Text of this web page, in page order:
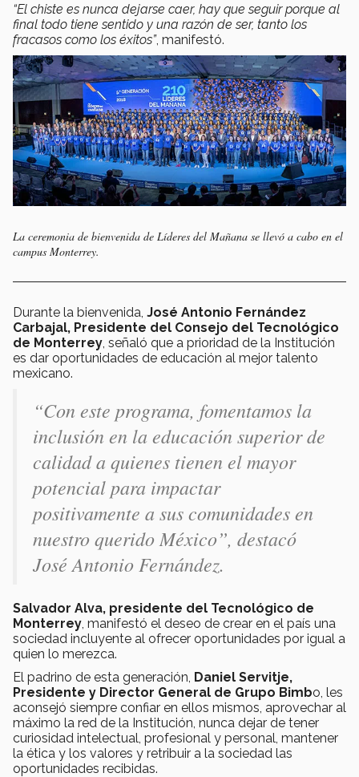
“El chiste es nunca dejarse caer, hay que seguir porque al
final todo tiene sentido y una razón de ser, tanto los
fracasos como los éxitos”, manifestó.
La ceremonia de bienvenida de Líderes del Mañana se llevó a cabo en el
campus Monterrey.
Durante la bienvenida, José Antonio Fernández
Carbajal, Presidente del Consejo del Tecnológico
de Monterrey , señaló que a prioridad de la Institución
es dar oportunidades de educación al mejor talento
mexicano.
“Con este programa, fomentamos la
inclusión en la educación superior de
calidad a quienes tienen el mayor
potencial para impactar
positivamente a sus comunidades en
nuestro querido México”, destacó
José Antonio Fernández.
Salvador Alva, presidente del Tecnológico de
Monterrey , manifestó el deseo de crear en el país una
sociedad incluyente al ofrecer oportunidades por igual a
quien lo merezca.
El padrino de esta generación, Daniel Servitje,
Presidente y Director General de Grupo Bimbo, les
aconsejó siempre confiar en ellos mismos, aprovechar al
máximo la red de la Institución, nunca dejar de tener
curiosidad intelectual, profesional y personal, mantener
la ética y los valores y retribuir a la sociedad las
oportunidades recibidas.